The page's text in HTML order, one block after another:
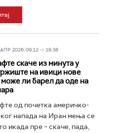
2026, 09:12 -> 16:38
скаче из минута у
на ивици нове
може ли барел да оде на
од почетка америчко-
напада на Иран мења се
икада пре – скаче, пада,